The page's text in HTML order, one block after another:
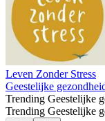
Leven Zonder Stress
Geestelijke
Trending Geestelijke
Trending Geestelijke